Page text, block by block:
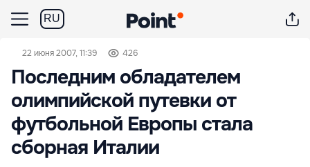
RU
22 июня 2007, 11:39 426
Последним обладателем
олимпийской путевки от
футбольной Европы стала
сборная Италии